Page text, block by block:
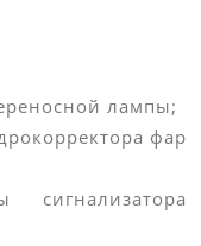
лампы;
фар